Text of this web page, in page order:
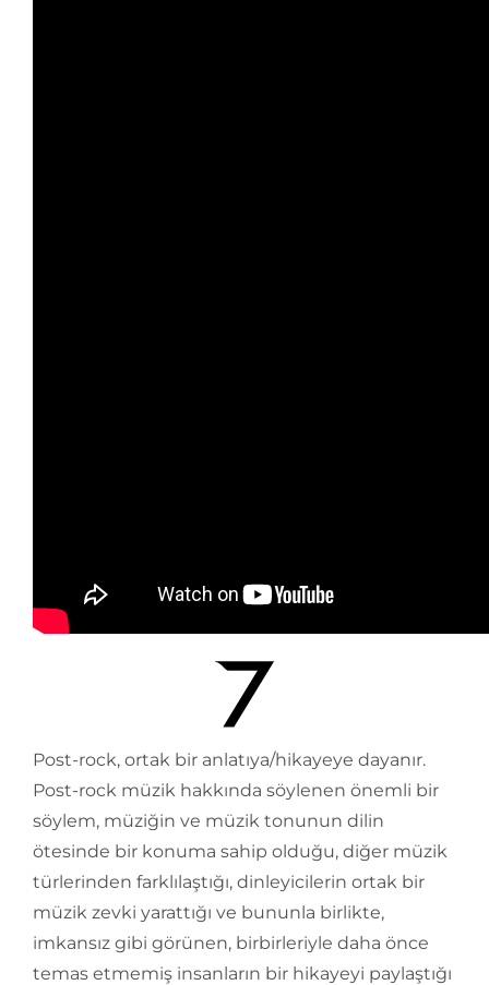
Post-rock, ortak bir anlatıya/hikayeye dayanır.
Post-rock müzik hakkında söylenen önemli bir
söylem, müziğin ve müzik tonunun dilin
ötesinde bir konuma sahip olduğu, diğer müzik
türlerinden farklılaştığı, dinleyicilerin ortak bir
müzik zevki yarattığı ve bununla birlikte,
imkansız gibi görünen, birbirleriyle daha önce
temas etmemiş insanların bir hikayeyi paylaştığı